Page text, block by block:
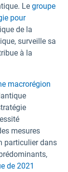
Le groupe
pour
de la
surveille sa
à la
macrorégion
mesures
particulier dans
de 2021